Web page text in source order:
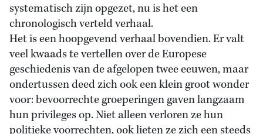
systematisch zijn opgezet, nu is het een
chronologisch verteld verhaal.
Het is een hoopgevend verhaal bovendien. Er valt
veel kwaads te vertellen over de Europese
geschiedenis van de afgelopen twee eeuwen, maar
ondertussen deed zich ook een klein groot wonder
voor: bevoorrechte groeperingen gaven langzaam
hun privileges op. Niet alleen verloren ze hun
politieke voorrechten, ook lieten ze zich een steeds